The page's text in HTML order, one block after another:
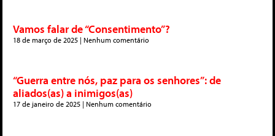
Vamos falar de “Consentimento”?
18 de março de 2025 Nenhum comentário
“Guerra entre nós, paz para os senhores”: de
aliados(as) a inimigos(as)
17 de janeiro de 2025 Nenhum comentário